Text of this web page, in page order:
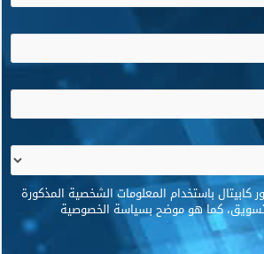
باستخدام المعلومات الشخصية المذكورة
كما هو موضح بسياسة الخصوصية